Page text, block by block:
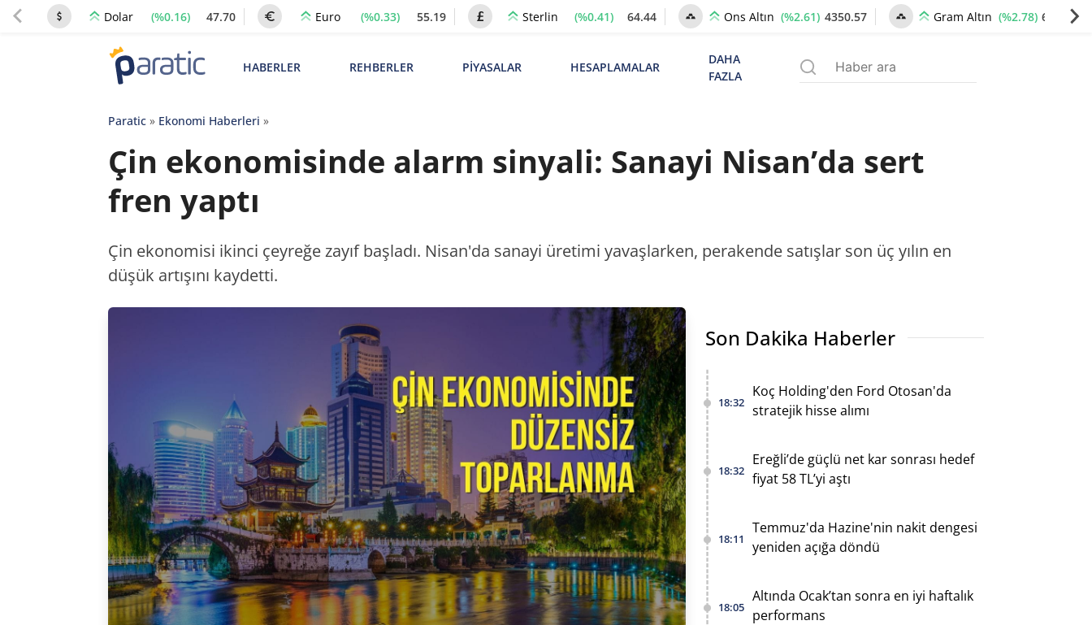
Dolar (%0.16) 47.70 Euro (%0.33) 55.19 Sterlin (%0.41) 64.44 Ons Altın (%2.61) 4350.57 Gram Altın (%2.78) 6672.78
HABERLER REHBERLER PİYASALAR HESAPLAMALAR
DAHA
FAZLA
Paratic» Ekonomi Haberleri »
Çin ekonomisinde alarm sinyali: Sanayi Nisan’da sert
fren yaptı
Çin ekonomisi ikinci çeyreğe zayıf başladı. Nisan'da sanayi üretimi yavaşlarken, perakende satışlar son üç yılın en
düşük artışını kaydetti.
Son Dakika Haberler
18:32
Koç Holding'den Ford Otosan'da
stratejik hisse alımı
18:32
Ereğli’de güçlü net kar sonrası hedef
fiyat 58 TL’yi aştı
18:11
Temmuz'da Hazine'nin nakit dengesi
yeniden açığa döndü
18:05
Altında Ocak’tan sonra en iyi haftalık
performans